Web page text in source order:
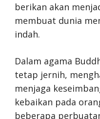
berikan akan
membuat dunia
indah.
Dalam agama
tetap jernih,
menjaga
kebaikan pada
beberapa